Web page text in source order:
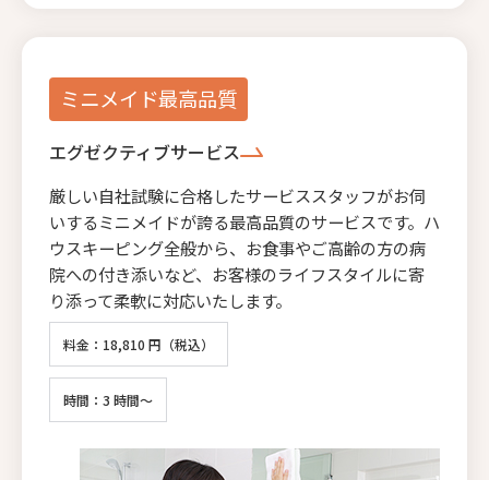
ミニメイド最高品質
エグゼクティブサービス
厳しい自社試験に合格したサービススタッフがお伺
いするミニメイドが誇る最高品質のサービスです。ハ
ウスキーピング全般から、お食事やご高齢の方の病
院への付き添いなど、お客様のライフスタイルに寄
り添って柔軟に対応いたします。
料金：18,810 円（税込）
時間：3 時間～